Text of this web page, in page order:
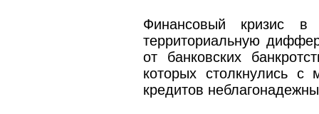
Финансовый кризис
территориальную
от банковских
которых столкнулись с
кредитов